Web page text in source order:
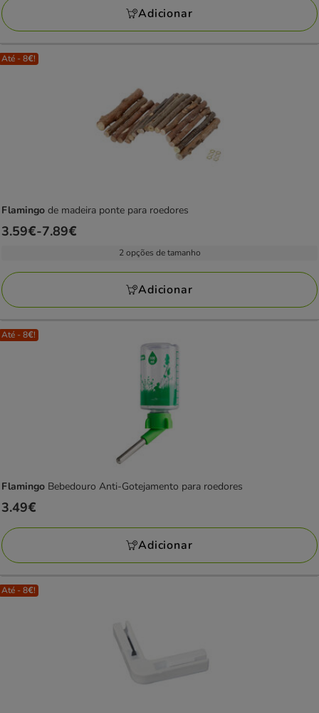
Adicionar
Até - 8€!
Flamingo de madeira ponte para roedores
Preço
a
7.89€
3.59€-7.89€
2 opções de tamanho
Adicionar
Até - 8€!
Flamingo Bebedouro Anti-Gotejamento para roedores
Preço
3.49€
3.49€
Adicionar
Até - 8€!